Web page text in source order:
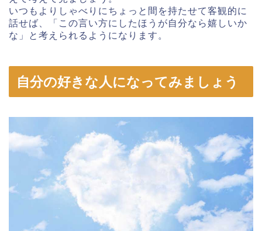
いつもよりしゃべりにちょっと間を持たせて客観的に
話せば、「この言い方にしたほうが自分なら嬉しいか
な」と考えられるようになります。
自分の好きな人になってみましょう